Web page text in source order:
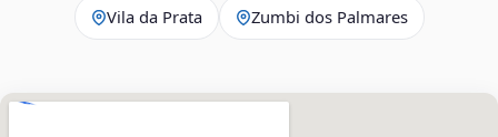
Vila da Prata Zumbi dos Palmares